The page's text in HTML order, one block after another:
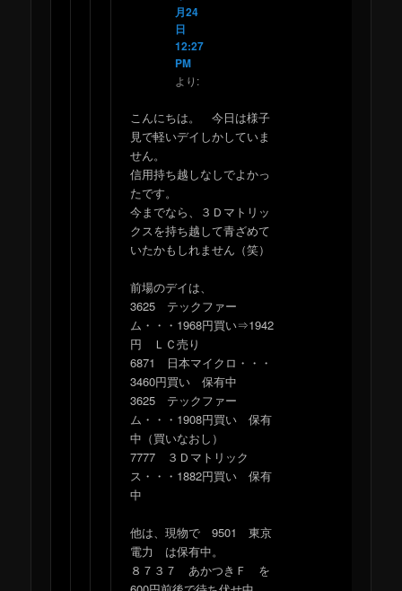
月24
日
12:27
PM
より:
こんにちは。 今日は様子
見で軽いデイしかしていま
せん。
信用持ち越しなしでよかっ
たです。
今までなら、３Ｄマトリッ
クスを持ち越して青ざめて
いたかもしれません（笑）
前場のデイは、
3625 テックファー
ム・・・1968円買い⇒1942
円 ＬＣ売り
6871 日本マイクロ・・・
3460円買い 保有中
3625 テックファー
ム・・・1908円買い 保有
中（買いなおし）
7777 ３Ｄマトリック
ス・・・1882円買い 保有
中
他は、現物で 9501 東京
電力 は保有中。
８７３７ あかつきＦ を